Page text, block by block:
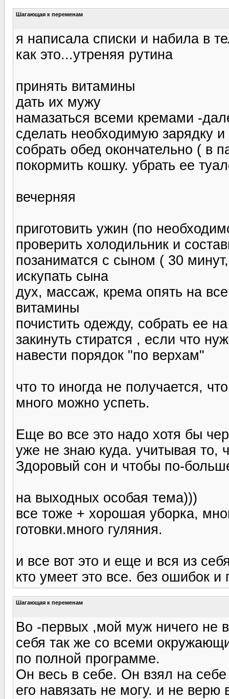
Шагающая к переменам
я написала списки и набила в
как это...утреняя рутина
принять витамины
дать их мужу
намазаться всеми кремами -
сделать необходимую зарядку и
собрать обед окончательно ( в
покормить кошку. убрать ее
вечерняя
приготовить ужин (по
проверить холодильник и
позаниматся с сыном ( 30
искупать сына
дух, массаж, крема опять на
витамины
почистить одежду, собрать ее
закинуть стиратся , если что
навести порядок "по верхам"
что то иногда не получается,
много можно успеть.
Еще во все это надо хотя бы
уже не знаю куда. учитывая то,
Здоровый сон и чтобы по-
на выходных особая тема)))
все тоже + хорошая уборка,
готовки.много гуляния.
и все вот это и еще и вся из
кто умеет это все. без ошибок
Шагающая к переменам
Во -первых ,мой муж ничего не
себя так же со всеми
по полной программе.
Он весь в себе. Он взял на
его навязать не могу. и не